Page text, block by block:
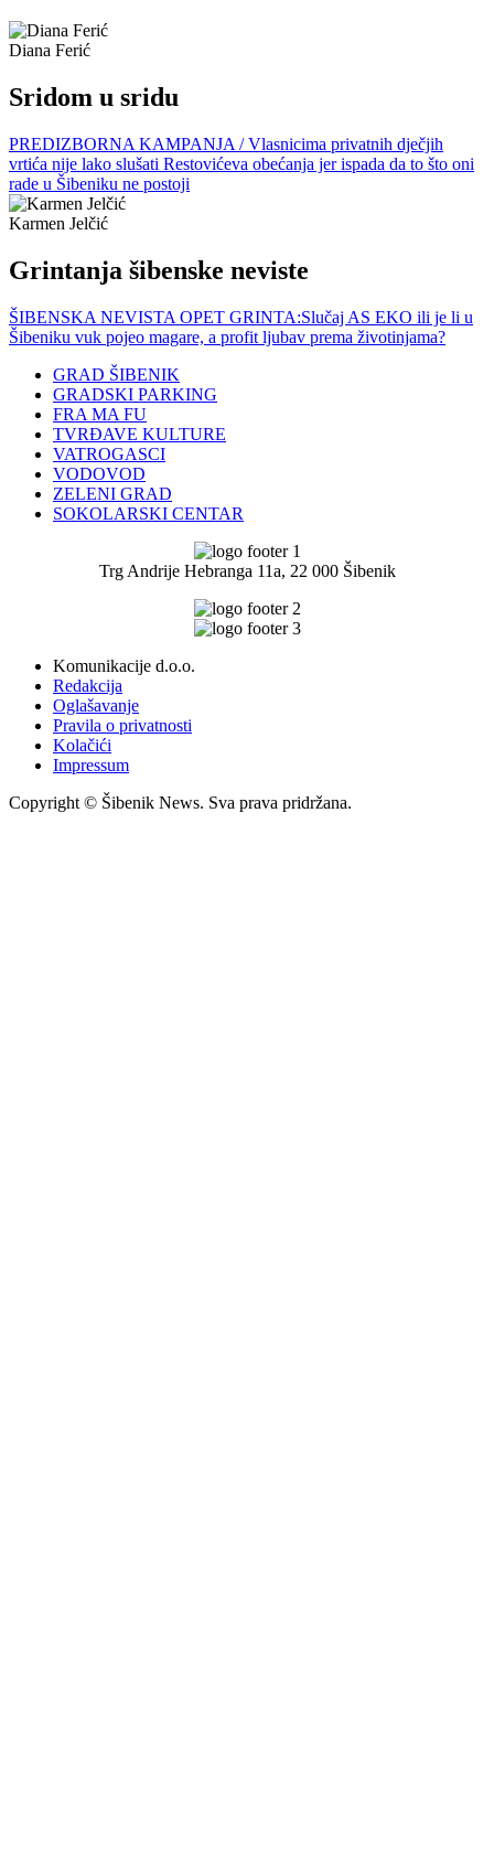
Diana Ferić
Sridom u sridu
PREDIZBORNA KAMPANJA / Vlasnicima privatnih dječjih
vrtića nije lako slušati Restovićeva obećanja jer ispada da to što oni
rade u Šibeniku ne postoji
Karmen Jelčić
Grintanja šibenske neviste
ŠIBENSKA NEVISTA OPET GRINTA:Slučaj AS EKO ili je li u
Šibeniku vuk pojeo magare, a profit ljubav prema životinjama?
GRAD ŠIBENIK
GRADSKI PARKING
FRA MA FU
TVRĐAVE KULTURE
VATROGASCI
VODOVOD
ZELENI GRAD
SOKOLARSKI CENTAR
Trg Andrije Hebranga 11a, 22 000 Šibenik
Komunikacije d.o.o.
Redakcija
Oglašavanje
Pravila o privatnosti
Kolačići
Impressum
Copyright © Šibenik News. Sva prava pridržana.